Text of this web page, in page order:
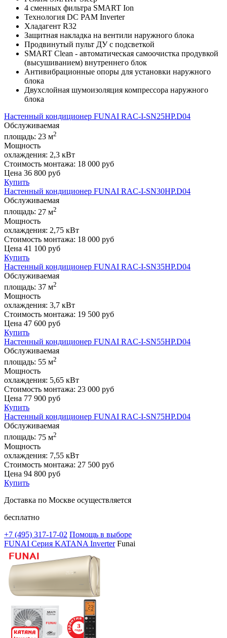
4 сменных фильтра SMART Ion
Технология DС PAM Inverter
Хладагент R32
Защитная накладка на вентили наружного блока
Продвинутый пульт ДУ с подсветкой
SMART Clean - автоматическая самоочистка продувкой
(высушиванием) внутреннего блок
Антивибрационные опоры для установки наружного
блока
Двухслойная шумоизоляция компрессора наружного
блока
Настенный кондиционер FUNAI RAC-I-SN25HP.D04
Обслуживаемая
площадь: 23 м2
Мощность
охлаждения: 2,3 кВт
Стоимость монтажа: 18 000 руб
Цена 36 800 руб
Купить
Настенный кондиционер FUNAI RAC-I-SN30HP.D04
Обслуживаемая
площадь: 27 м2
Мощность
охлаждения: 2,75 кВт
Стоимость монтажа: 18 000 руб
Цена 41 100 руб
Купить
Настенный кондиционер FUNAI RAC-I-SN35HP.D04
Обслуживаемая
площадь: 37 м2
Мощность
охлаждения: 3,7 кВт
Стоимость монтажа: 19 500 руб
Цена 47 600 руб
Купить
Настенный кондиционер FUNAI RAC-I-SN55HP.D04
Обслуживаемая
площадь: 55 м2
Мощность
охлаждения: 5,65 кВт
Стоимость монтажа: 23 000 руб
Цена 77 900 руб
Купить
Настенный кондиционер FUNAI RAC-I-SN75HP.D04
Обслуживаемая
площадь: 75 м2
Мощность
охлаждения: 7,55 кВт
Стоимость монтажа: 27 500 руб
Цена 94 800 руб
Купить
Доставка по Москве осуществляется
бесплатно
+7 (495) 317-17-02 Помощь в выборе
FUNAI Серия KATANA Inverter Funai